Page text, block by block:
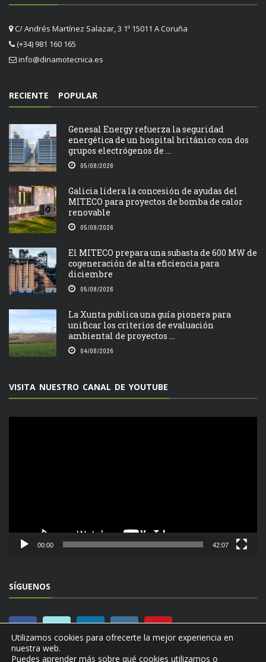
C/ Andrés Martínez Salazar, 3 1º 15011 A Coruña
(+34) 981 160 165
info@dinamotecnica.es
RECIENTE POPULAR
Genesal Energy refuerza la seguridad
energética de un hospital británico con dos
grupos electrógenos de ...
05/08/2026
Galicia lidera la concesión de ayudas del
MITECO para proyectos de bomba de calor
renovable
05/08/2026
El MITECO prepara una subasta de 600 MW de
cogeneración de alta eficiencia para
diciembre
05/08/2026
La Xunta publica una guía pionera para
unificar los criterios de evaluación
ambiental de proyectos ...
04/08/2026
VISITA NUESTRO CANAL DE YOUTUBE
00:00 42:07
SÍGUENOS
Utilizamos cookies para ofrecerte la mejor experiencia en
nuestra web.
Puedes aprender más sobre qué cookies utilizamos o